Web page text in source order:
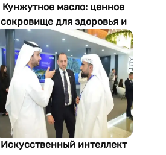
Кунжутное масло: ценное
сокровище для здоровья и
экономики Туркменистана
Искусственный интеллект